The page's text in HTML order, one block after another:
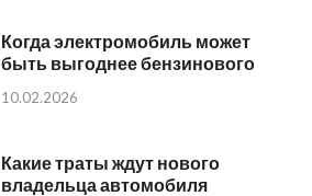
Когда электромобиль может
быть выгоднее бензинового
10.02.2026
Какие траты ждут нового
владельца автомобиля